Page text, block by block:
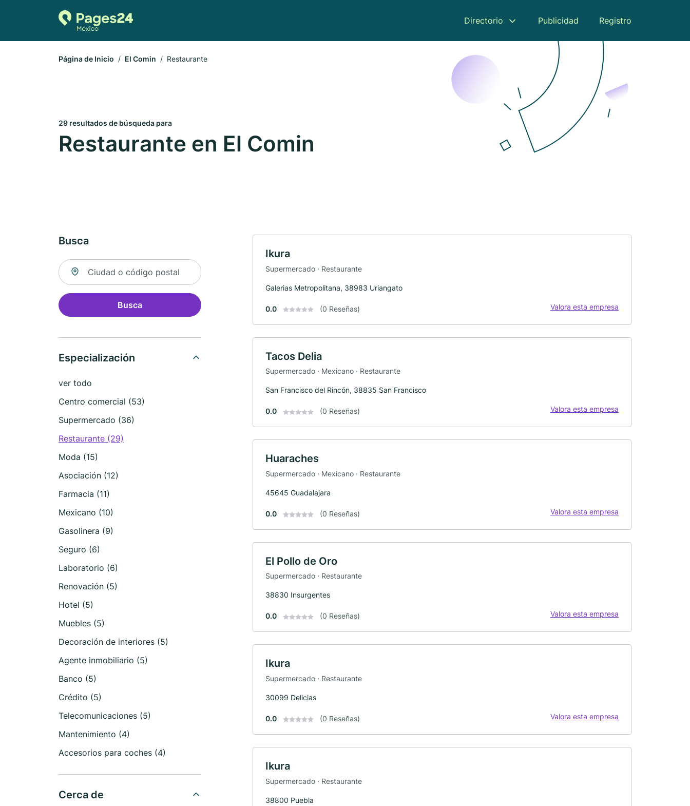
Directorio Publicidad Registro
Página de Inicio El Comin Restaurante
29 resultados de búsqueda para
Restaurante en El Comin
Busca
Buscar ubicación
Busca
Especialización
ver todo
Centro comercial (53)
Supermercado (36)
Restaurante (29)
Moda (15)
Asociación (12)
Farmacia (11)
Mexicano (10)
Gasolinera (9)
Seguro (6)
Laboratorio (6)
Renovación (5)
Hotel (5)
Muebles (5)
Decoración de interiores (5)
Agente inmobiliario (5)
Banco (5)
Crédito (5)
Telecomunicaciones (5)
Mantenimiento (4)
Accesorios para coches (4)
Cerca de
Ikura
Supermercado · Restaurante
Galerias Metropolitana, 38983 Uriangato
0.0 (0 Reseñas) Valora esta empresa
Tacos Delia
Supermercado · Mexicano · Restaurante
San Francisco del Rincón, 38835 San Francisco
0.0 (0 Reseñas) Valora esta empresa
Huaraches
Supermercado · Mexicano · Restaurante
45645 Guadalajara
0.0 (0 Reseñas) Valora esta empresa
El Pollo de Oro
Supermercado · Restaurante
38830 Insurgentes
0.0 (0 Reseñas) Valora esta empresa
Ikura
Supermercado · Restaurante
30099 Delicias
0.0 (0 Reseñas) Valora esta empresa
Ikura
Supermercado · Restaurante
38800 Puebla